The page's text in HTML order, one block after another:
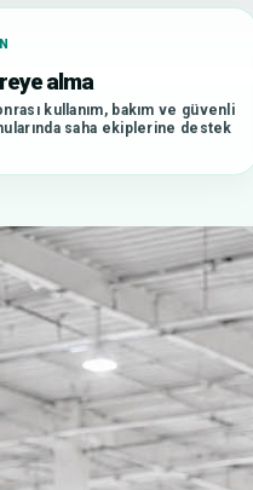
alma
kullanım, bakım ve güvenli
saha ekiplerine destek